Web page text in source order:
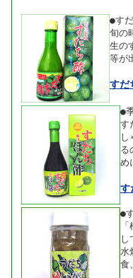
●す
旬の
生の
等が
すだ
●
す
し
る
め
す
●
し
水
食